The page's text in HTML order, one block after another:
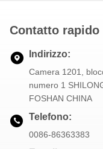
Contatto rapido
Indirizzo:
Camera 1201,
numero 1
FOSHAN CHINA
Telefono:
0086-86363383